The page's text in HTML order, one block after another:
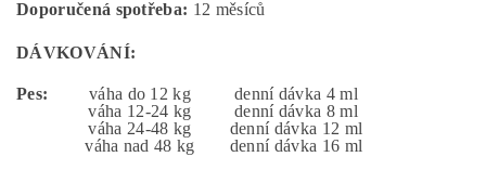
Doporučená spotřeba: 12 měsíců
DÁVKOVÁNÍ:
Pes: váha do 12 kg
denní dávka 4 ml
váha 12-24 kg
denní dávka 8 ml
váha 24-48 kg
denní dávka 12 ml
váha nad 48 kg
denní dávka 16 ml